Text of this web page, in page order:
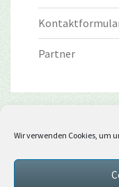
Wir verwenden Cookies, um
Partner